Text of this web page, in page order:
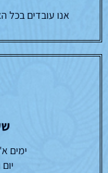
אנו עובדים בכל
ימים א'-ה' :
יום ו' :